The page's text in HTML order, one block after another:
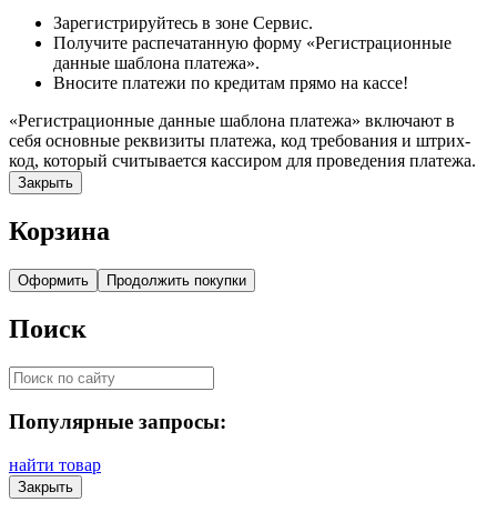
Зарегистрируйтесь в зоне Сервис.
Получите распечатанную форму «Регистрационные
данные шаблона платежа».
Вносите платежи по кредитам прямо на кассе!
«Регистрационные данные шаблона платежа» включают в
себя основные реквизиты платежа, код требования и штрих-
код, который считывается кассиром для проведения платежа.
Закрыть
Корзина
Оформить Продолжить покупки
Поиск
Популярные запросы:
найти товар
Закрыть